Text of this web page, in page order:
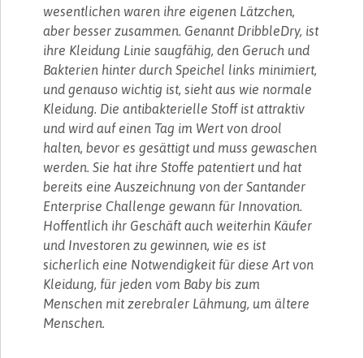
wesentlichen waren ihre eigenen Lätzchen,
aber besser zusammen. Genannt DribbleDry, ist
ihre Kleidung Linie saugfähig, den Geruch und
Bakterien hinter durch Speichel links minimiert,
und genauso wichtig ist, sieht aus wie normale
Kleidung. Die antibakterielle Stoff ist attraktiv
und wird auf einen Tag im Wert von drool
halten, bevor es gesättigt und muss gewaschen
werden. Sie hat ihre Stoffe patentiert und hat
bereits eine Auszeichnung von der Santander
Enterprise Challenge gewann für Innovation.
Hoffentlich ihr Geschäft auch weiterhin Käufer
und Investoren zu gewinnen, wie es ist
sicherlich eine Notwendigkeit für diese Art von
Kleidung, für jeden vom Baby bis zum
Menschen mit zerebraler Lähmung, um ältere
Menschen.